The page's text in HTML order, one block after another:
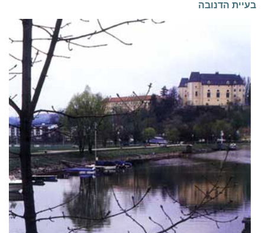
בעיית הדנובה